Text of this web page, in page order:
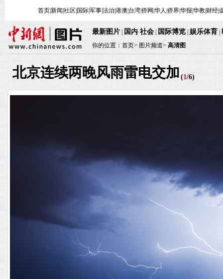
首页|新闻 社区 国际|军事|法治|港澳 台湾|侨网 华人 侨界|华报 华教| 财经|
最新图片|国内·社会|国际博览|娱乐体育|
你的位置：首页>图片频道> 高清图
北京连续两晚风雨雷电交加(1/6)